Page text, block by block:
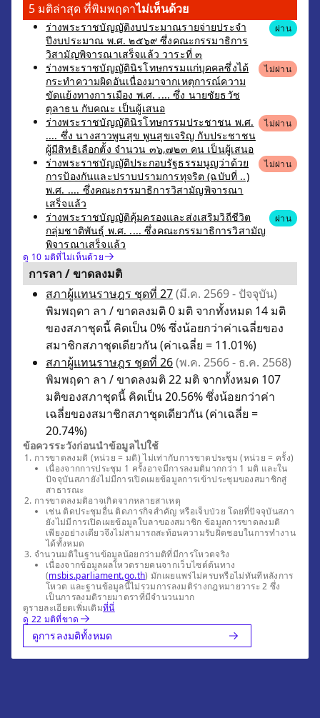
5 มติล่าสุด ที่พิมพฤดาไม่เห็นด้วย
ร่างพระราชบัญญัติงบประมาณรายจ่ายประจำ
ปีงบประมาณ พ.ศ. ๒๕๖๙ ซึ่งคณะกรรมาธิการ
วิสามัญพิจารณาเสร็จแล้ว วาระที่ ๓
ผ่าน
ร่างพระราชบัญญัตินิรโทษกรรมแก่บุคคลซึ่งได้
กระทำความผิดอันเนื่องมาจากเหตุการณ์ความ
ขัดแย้งทางการเมือง พ.ศ. .... ซึ่ง นายชัยธวัช
ตุลาธน กับคณะ เป็นผู้เสนอ
ไม่ผ่าน
ร่างพระราชบัญญัตินิรโทษกรรมประชาชน พ.ศ.
.... ซึ่ง นางสาวพูนสุข พูนสุขเจริญ กับประชาชน
ผู้มีสิทธิเลือกตั้ง จำนวน ๓๖,๗๒๓ คน เป็นผู้เสนอ
ไม่ผ่าน
ร่างพระราชบัญญัติประกอบรัฐธรรมนูญว่าด้วย
การป้องกันและปราบปรามการทุจริต (ฉบับที่ ..)
พ.ศ. .... ซึ่งคณะกรรมาธิการวิสามัญพิจารณา
เสร็จแล้ว
ไม่ผ่าน
ร่างพระราชบัญญัติคุ้มครองและส่งเสริมวิถีชีวิต
กลุ่มชาติพันธุ์ พ.ศ. .... ซึ่งคณะกรรมาธิการวิสามัญ
พิจารณาเสร็จแล้ว
ผ่าน
ดู 10 มติที่ไม่เห็นด้วย
การลา / ขาดลงมติ
สภาผู้แทนราษฎร ชุดที่ 27(มี.ค. 2569 - ปัจจุบัน)
พิมพฤดา ลา / ขาดลงมติ 0 มติ จากทั้งหมด 14 มติ
ของสภาชุดนี้ คิดเป็น 0% ซึ่งน้อยกว่าค่าเฉลี่ยของ
สมาชิกสภาชุดเดียวกัน (ค่าเฉลี่ย = 11.01%)
สภาผู้แทนราษฎร ชุดที่ 26(พ.ค. 2566 - ธ.ค. 2568)
พิมพฤดา ลา / ขาดลงมติ 22 มติ จากทั้งหมด 107
มติของสภาชุดนี้ คิดเป็น 20.56% ซึ่งน้อยกว่าค่า
เฉลี่ยของสมาชิกสภาชุดเดียวกัน (ค่าเฉลี่ย =
20.74%)
ข้อควรระวังก่อนนำข้อมูลไปใช้
การขาดลงมติ (หน่วย = มติ) ไม่เท่ากับการขาดประชุม (หน่วย = ครั้ง)
เนื่องจากการประชุม 1 ครั้งอาจมีการลงมติมากกว่า 1 มติ และใน
ปัจจุบันสภายังไม่มีการเปิดเผยข้อมูลการเข้าประชุมของสมาชิกสู่
สาธารณะ
การขาดลงมติอาจเกิดจากหลายสาเหตุ
เช่น ติดประชุมอื่น ติดภารกิจสำคัญ หรือเจ็บป่วย โดยที่ปัจจุบันสภา
ยังไม่มีการเปิดเผยข้อมูลใบลาของสมาชิก ข้อมูลการขาดลงมติ
เพียงอย่างเดียวจึงไม่สามารถสะท้อนความรับผิดชอบในการทำงาน
ได้ทั้งหมด
จำนวนมติในฐานข้อมูลน้อยกว่ามติที่มีการโหวตจริง
เนื่องจากข้อมูลผลโหวตรายคนจากเว็บไซต์ต้นทาง
(msbis.parliament.go.th) มักเผยแพร่ไม่ครบหรือไม่ทันทีหลังการ
โหวต และฐานข้อมูลนี้ไม่รวมการลงมติร่างกฎหมายวาระ 2 ซึ่ง
เป็นการลงมติรายมาตราที่มีจำนวนมาก
ดูรายละเอียดเพิ่มเติมที่นี่
ดู 22 มติที่ขาด
ดูการลงมติทั้งหมด